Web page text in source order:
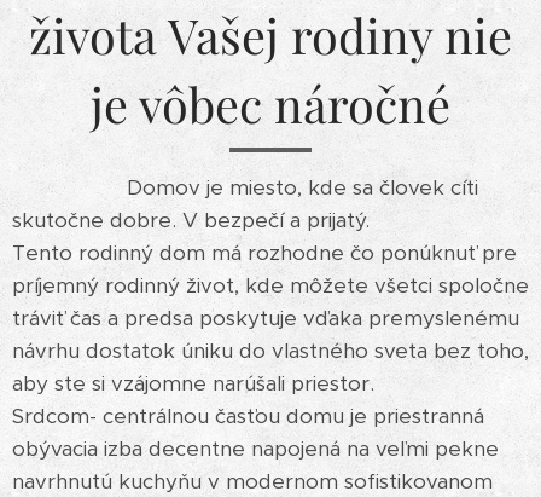
života Vašej rodiny nie
je vôbec náročné
Domov je miesto, kde sa človek cíti
skutočne dobre. V bezpečí a prijatý.
Tento rodinný dom má rozhodne čo ponúknuť pre
príjemný rodinný život, kde môžete všetci spoločne
tráviť čas a predsa poskytuje vďaka premyslenému
návrhu dostatok úniku do vlastného sveta bez toho,
aby ste si vzájomne narúšali priestor.
Srdcom- centrálnou časťou domu je priestranná
obývacia izba decentne napojená na veľmi pekne
navrhnutú kuchyňu v modernom sofistikovanom